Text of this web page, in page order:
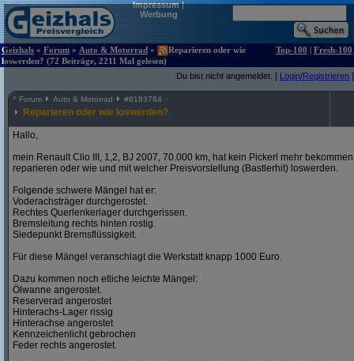
Impressum|
Werbung
Geizhals » Forum » Auto & Motorrad »
Reparieren oder wie
loswerden? (72 Beiträge, 2211 Mal gelesen)
Top-100 | Fresh-100
Du bist nicht angemeldet. [ Login/Registrieren ]
^ Forum Auto & Motorrad #8183784
Reparieren oder wie loswerden?
Hallo,
mein Renault Clio III, 1,2, BJ 2007, 70.000 km, hat kein Pickerl mehr
reparieren oder wie und mit welcher Preisvorstellung (Bastlerhit) loswerden.
Folgende schwere Mängel hat er:
Voderachsträger durchgerostet.
Rechtes Querlenkerlager durchgerissen.
Bremsleitung rechts hinten rostig.
Siedepunkt Bremsflüssigkeit.
Für diese Mängel veranschlagt die Werkstatt knapp 1000 Euro.
Dazu kommen noch etliche leichte Mängel:
Ölwanne angerostet.
Reserverad angerostet
Hinterachs-Lager rissig
Hinterachse angerostet
Kennzeichenlicht gebrochen
Feder rechts angerostet.